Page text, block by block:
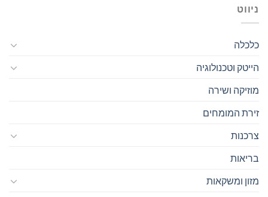
ניווט
כלכלה
הייטק וטכנולוגיה
מוזיקה ושירה
זירת המומחים
צרכנות
בריאות
מזון ומשקאות